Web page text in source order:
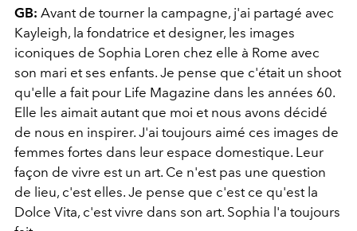
GB: Avant de tourner la campagne, j'ai partagé avec
Kayleigh, la fondatrice et designer, les images
iconiques de Sophia Loren chez elle à Rome avec
son mari et ses enfants. Je pense que c'était un shoot
qu'elle a fait pour Life Magazine dans les années 60.
Elle les aimait autant que moi et nous avons décidé
de nous en inspirer. J'ai toujours aimé ces images de
femmes fortes dans leur espace domestique. Leur
façon de vivre est un art. Ce n'est pas une question
de lieu, c'est elles. Je pense que c'est ce qu'est la
Dolce Vita, c'est vivre dans son art. Sophia l'a toujours